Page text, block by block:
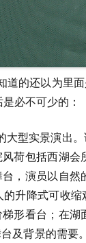
的还以为里
必不可少的：
大型实景演出
荷包括西湖
，演员以自然
升降式可收
形看台；在
及背景的需要